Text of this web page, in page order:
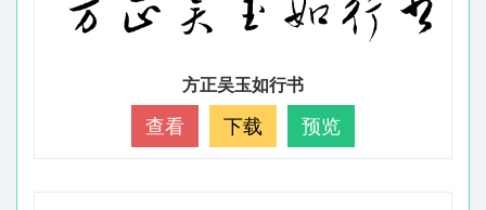
方正吴玉如行书
查看 下载 预览